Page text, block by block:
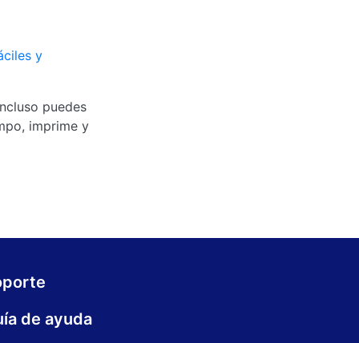
y
puedes
imprime y
de ayuda